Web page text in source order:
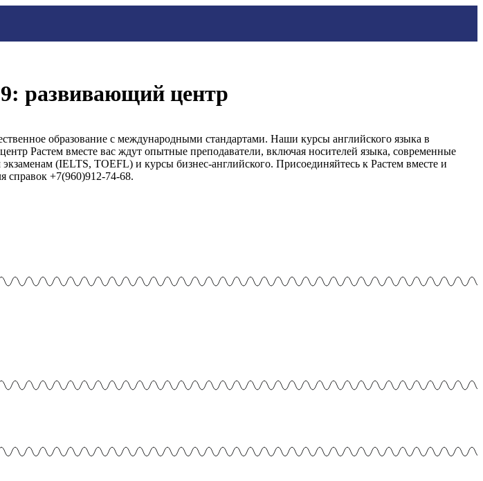
развивающий центр
образование с международными стандартами. Наши курсы английского языка в
Растем вместе вас ждут опытные преподаватели, включая носителей языка, современные
(IELTS, TOEFL) и курсы бизнес-английского. Присоединяйтесь к Растем вместе и
справок +7(960)912-74-68.